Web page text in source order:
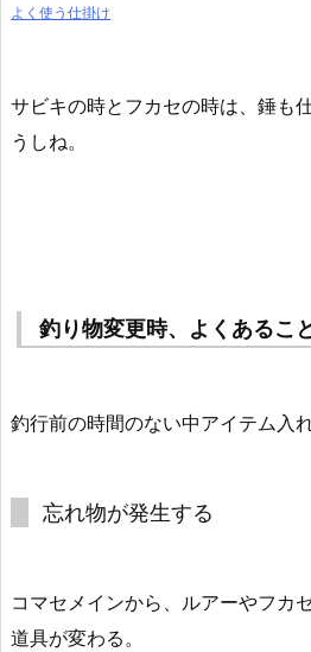
よく使う仕掛け
サビキの時とフカセの時は、錘も
うしね。
釣り物変更時、よくあるこ
釣行前の時間のない中アイテム入
忘れ物が発生する
コマセメインから、ルアーやフカ
道具が変わる。